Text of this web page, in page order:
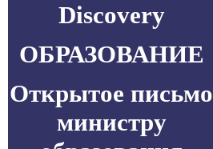
Discovery
ОБРАЗОВАНИЕ
Открытое письмо
министру